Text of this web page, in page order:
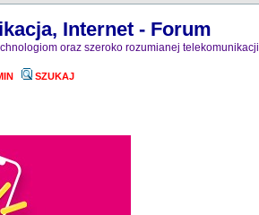
Internet - Forum
oraz szeroko rozumianej telekomunikacji
SZUKAJ